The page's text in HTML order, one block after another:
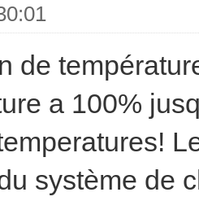
de
a 100%
système de